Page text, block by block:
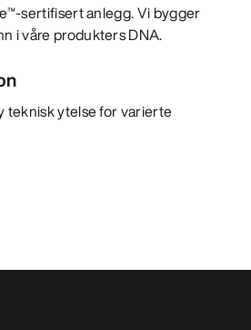
sertifisert anlegg. Vi bygger
i våre produkters DNA.
teknisk ytelse for varierte